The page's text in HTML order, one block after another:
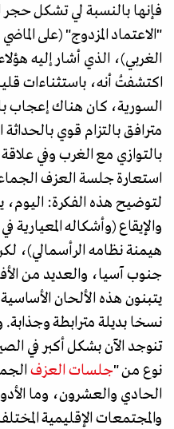
فإنها بالنسبة لي تشكل
"الاعتماد المزدوج" (على
الغربي)، الذي أشار إليه
اكتشفتُ أنه، باستثناءات
السورية، كان هناك إعجاب
مترافق بالتزام قوي
بالتوازي مع الغرب وفي
استعارة جلسة العزف
لتوضيح هذه الفكرة:
والإيقاع (وأشكاله
هيمنة نظامه الرأسمالي)،
جنوب آسيا، والعديد من
يتبنون هذه الألحان
نسخا بديلة مترابطة وجذابة.
تنوجد الآن بشكل أكبر في
نوع من "جلسات العزف
الحادي والعشرون، وما
والمجتمعات الإقليمية